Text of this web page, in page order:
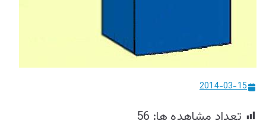
مرکز
2014-03-15
تعداد مشاهده ها: 56